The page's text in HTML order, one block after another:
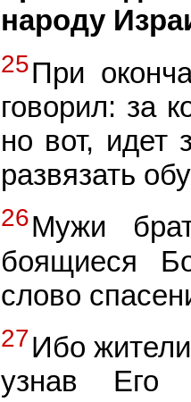
народу
25При
говорил: за
но вот, идет
развязать
26Мужи
боящиеся
слово
27Ибо
узнав Его